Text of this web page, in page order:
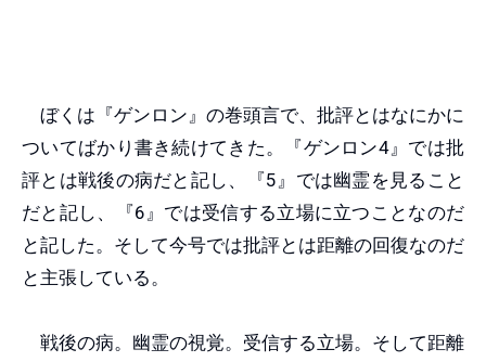
ぼくは『ゲンロン』の巻頭言で、批評とはなにかに
ついてばかり書き続けてきた。『ゲンロン4』では批
評とは戦後の病だと記し、『5』では幽霊を見ること
だと記し、『6』では受信する立場に立つことなのだ
と記した。そして今号では批評とは距離の回復なのだ
と主張している。
戦後の病。幽霊の視覚。受信する立場。そして距離